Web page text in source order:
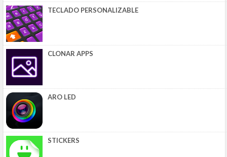
TECLADO PERSONALIZABLE
CLONAR APPS
ARO LED
STICKERS